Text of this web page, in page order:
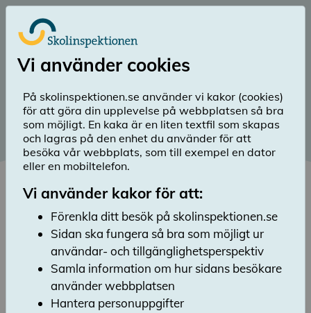
Till huvudinnehåll
searchSök
Publicerad: 19 juni 2024
Teman från vår inspektion
Lyssna
På dessa sidor har vi samlat teman från vår
inspirerande material som vi har publicerat
de senaste åren om bland annat jämställdhet,
elevers hälsa, trygghet och studiero, särskilt
stöd, betygssättning och källkritik.
Vi använder cookies
På skolinspektionen.se använder vi kakor (cookies)
för att göra din upplevelse på webbplatsen så bra
som möjligt. En kaka är en liten textfil som skapas
och lagras på den enhet du använder för att
besöka vår webbplats, som till exempel en dator
eller en mobiltelefon.
Vi använder kakor för att:
Förenkla ditt besök på skolinspektionen.se
Sidan ska fungera så bra som möjligt ur
användar- och tillgänglighetsperspektiv
Samla information om hur sidans besökare
använder webbplatsen
Hantera personuppgifter